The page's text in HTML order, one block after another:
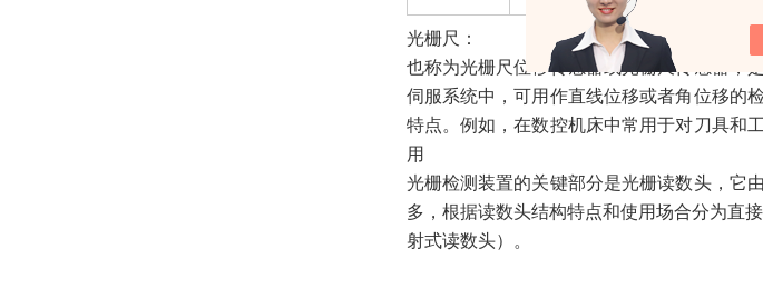
光栅尺：
也称为光栅尺位移传感器或光栅尺传感器，
伺服系统中，可用作直线位移或者角位移的
特点。例如，在数控机床中常用于对刀具和
用
光栅检测装置的关键部分是光栅读数头，它
多，根据读数头结构特点和使用场合分为直
射式读数头）。